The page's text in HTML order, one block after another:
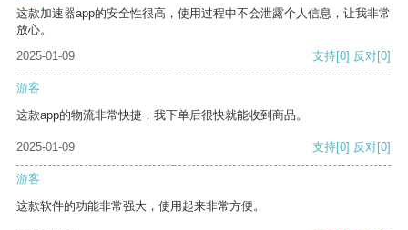
这款加速器app的安全性很高，使用过程中不会泄露个人信息，让我非常
放心。
2025-01-09
支持[0] 反对[0]
游客
这款app的物流非常快捷，我下单后很快就能收到商品。
2025-01-09 支持[0] 反对[0]
游客
这款软件的功能非常强大，使用起来非常方便。